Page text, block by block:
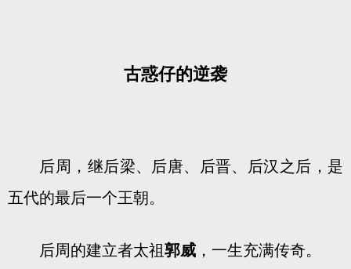
古惑仔的逆袭
后周，继后梁、后唐、后晋、后汉之后，是
五代的最后一个王朝。
后周的建立者太祖郭威 ，一生充满传奇。